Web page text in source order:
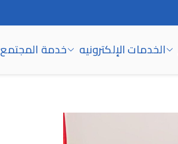
الخدمات الإلكترونيه خدمة المجتمع